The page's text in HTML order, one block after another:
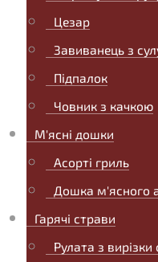
Цезар
Завиванець з
Підпалок
Човник з качкою
М'ясні дошки
Асорті гриль
Дошка м'ясного
Гарячі страви
Рулата з